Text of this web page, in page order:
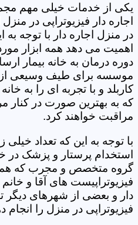
یکی از خدمات خیلی مهم
اجاره دار فیزیوتراپی در
در منزل اجاره دار با توجه به
اهمیت می دهد همه ابزار
دوره درمان به خانه بیمار
موسسه برای طیف وسیعی از
کاربلد و با تجربه ای را به
که به بهترین صورت در کنار
مراقبت خواهند کرد.
با توجه به این که تعداد
استخدام پرستار و پزشک در
گروه متخصص و مجرب که همه
فیزیوتراپیست های آقا و
دار و بعضی از شهرهای
فیزیوتراپی در منزل را انجام